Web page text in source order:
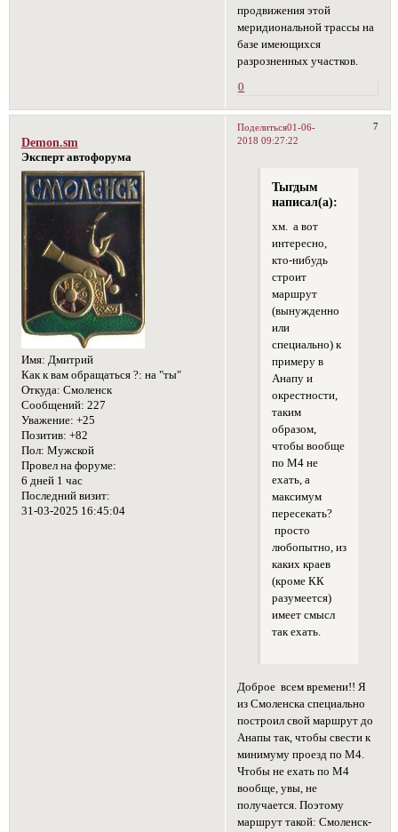
продвижения этой
меридиональной трассы на
базе имеющихся
разрозненных участков.
0
Поделиться 7
01-06-
2018 09:27:22
Demon.sm
Эксперт автофорума
Имя: Дмитрий
Как к вам обращаться ?: на "ты"
Откуда: Смоленск
Сообщений: 227
Уважение: +25
Позитив: +82
Пол: Мужской
Провел на форуме:
6 дней 1 час
Последний визит:
31-03-2025 16:45:04
Тыгдым
написал(а):
хм. а вот
интересно,
кто-нибудь
строит
маршрут
(вынужденно
или
специально) к
примеру в
Анапу и
окрестности,
таким
образом,
чтобы вообще
по М4 не
ехать, а
максимум
пересекать?
просто
любопытно, из
каких краев
(кроме КК
разумеется)
имеет смысл
так ехать.
Доброе всем времени!! Я
из Смоленска специально
построил свой маршрут до
Анапы так, чтобы свести к
минимуму проезд по М4.
Чтобы не ехать по М4
вообще, увы, не
получается. Поэтому
маршрут такой: Смоленск-